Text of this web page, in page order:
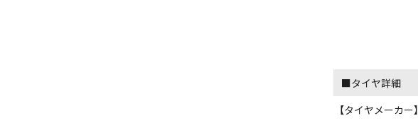
■タイヤ詳細
【タイヤメーカー】